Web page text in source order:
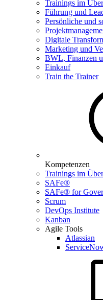
Trainings im
Führung und
Persönliche und
Digitale
Marketing und
BWL, Finanzen
Einkauf
Train the Trainer
Kompetenzen
Trainings im
SAFe®
SAFe® for
Scrum
DevOps Institute
Kanban
Agile Tools
Atlassian